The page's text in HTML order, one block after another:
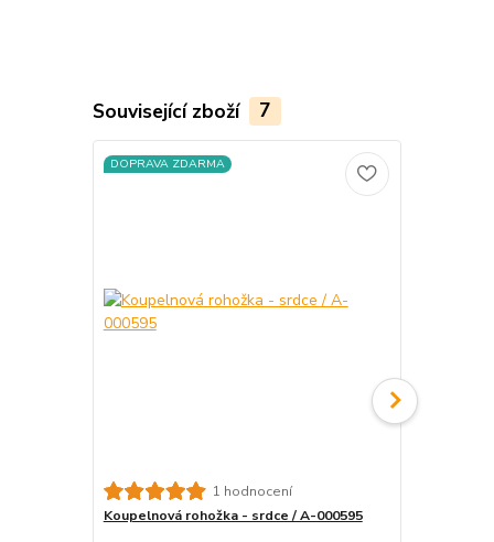
Související zboží 7
DOPRAVA ZDARMA
1 hodnocení
Koupelnová rohožka - srdce / A-000595